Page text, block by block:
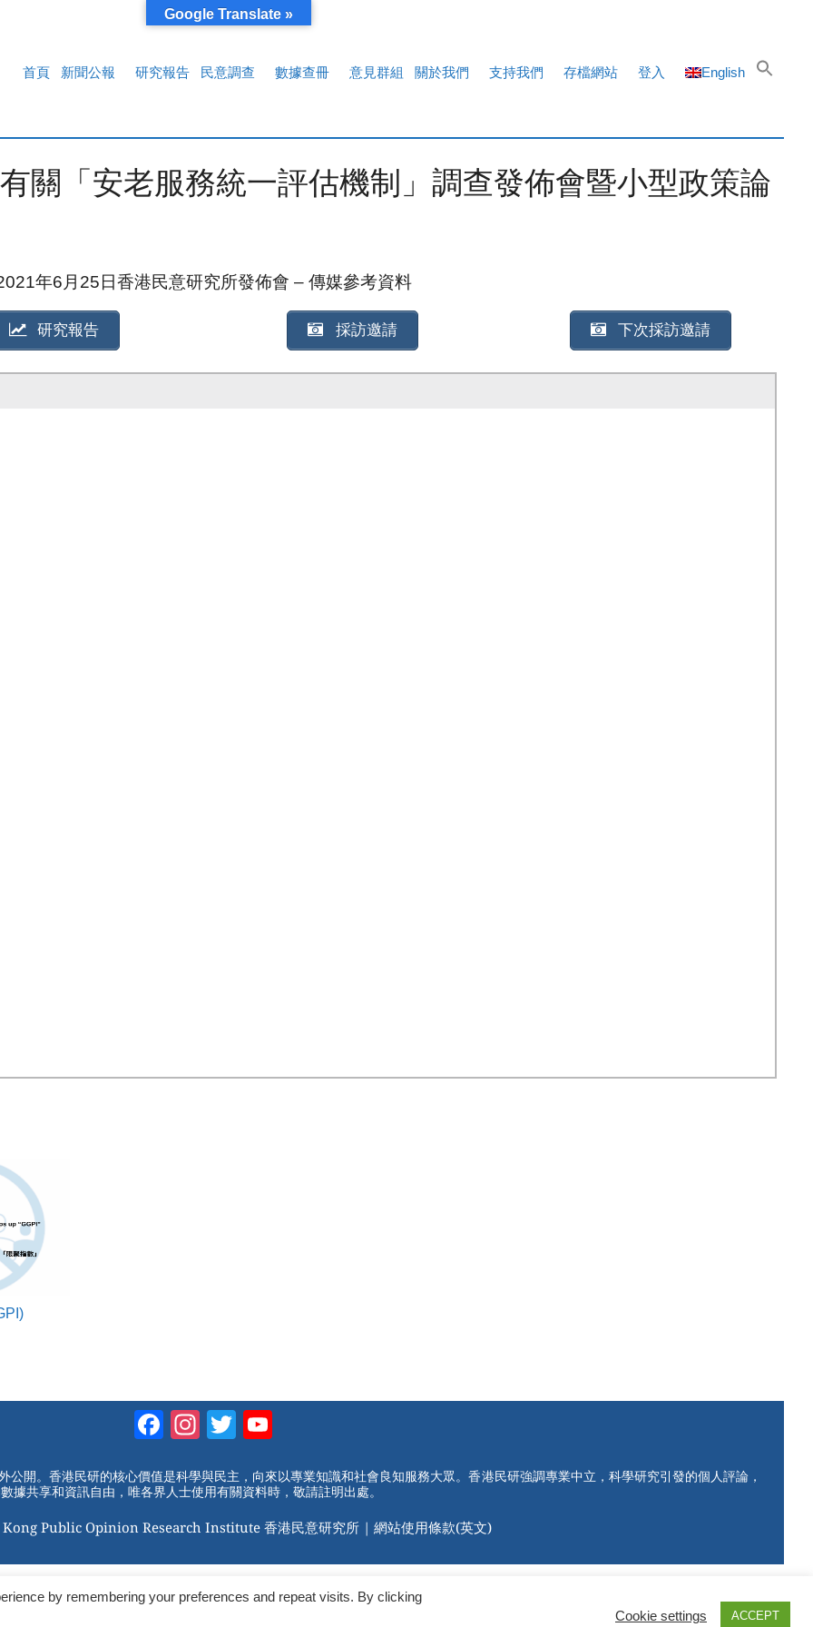
首頁 新聞公報 研究報告 民意調查 數據查冊 意見群組 關於我們 支持我們 存檔網站 登入 English
關「安老服務統一評估機制」調查發佈會暨小型政策論
年6月25日香港民意研究所發佈會 – 傳媒參考資料
研究報告 採訪邀請 下次採訪邀請
Facebook
Instagram
Twitter
開。香港民研的核心價值是科學與民主，向來以專業知識和社會良知服務大眾。香港民研強調專業中立，科學研究引發的個人評論，
共享和資訊自由，唯各界人士使用有關資料時，敬請註明出處。
Public Opinion Research Institute 香港民意研究所 | 網站使用條款(英文)
Google Translate »